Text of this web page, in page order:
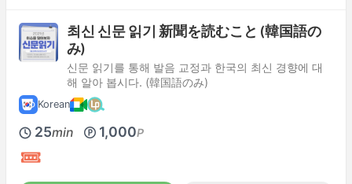
최신 신문 읽기 新聞を読むこと (韓国語の
み)
신문 읽기를 통해 발음 교정과 한국의 최신 경향에 대
해 알아 봅시다. (韓国語のみ)
Korean
25min 1,000P